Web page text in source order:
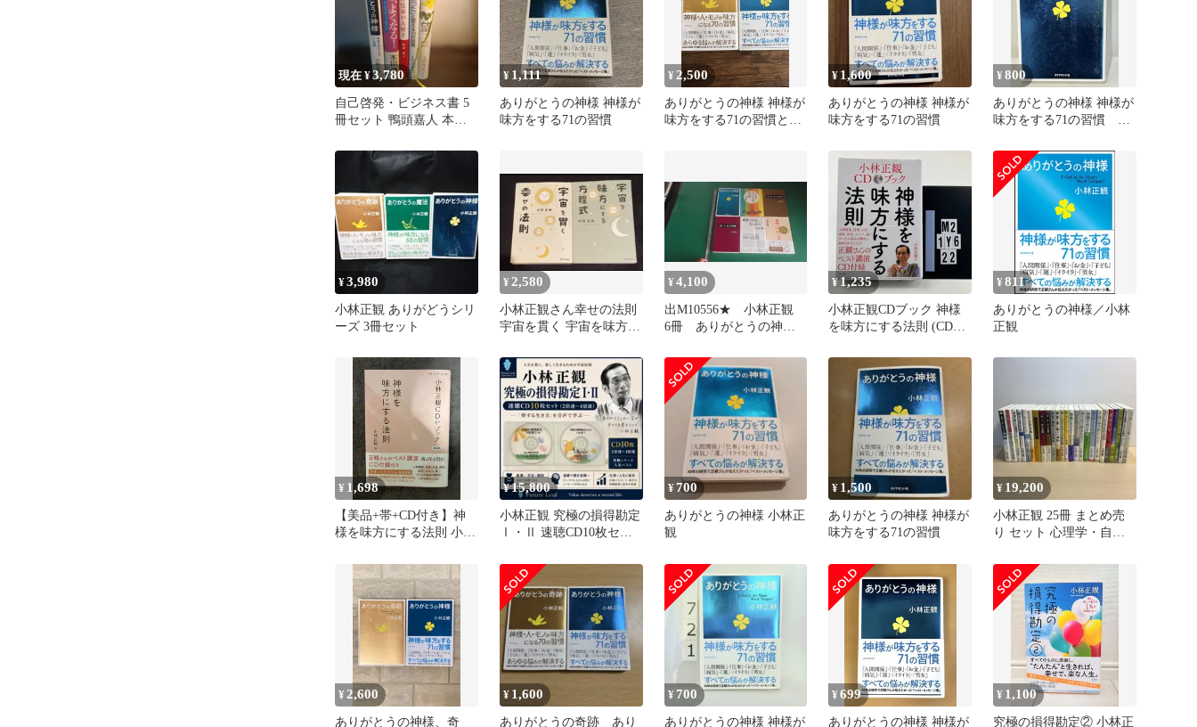
現在 ¥3,780
自己啓発・ビジネス書 5
冊セット 鴨頭嘉人 本田
¥ 1,111
ありがとうの神様 神様が
味方をする71の習慣
¥ 2,500
ありがとうの神様 神様が
味方をする71の習慣とあ
¥ 1,600
ありがとうの神様 神様が
味方をする71の習慣
¥800
ありがとうの神様 神様が
味方をする71の習慣 匿
¥3,980
小林正観 ありがどうシリ
ーズ 3冊セット
¥ 2,580
小林正観さん幸せの法則
宇宙を貫く 宇宙を味方に
¥4,100
出M10556★ 小林正観
6冊 ありがとうの神
「そ・わ・か」の法則、
「き・く・あ」の実践、
100％幸せな１％の
人々、喜ばれる
¥1,235
小林正観CDブック 神様
を味方にする法則 (CD欠
ー） ? 2 0 小林 正観
(著) M2-6Y1-22
¥811
ありがとうの神様／小林
正観
¥ 1,698
【美品+帯+CD付き】神
様を味方にする法則 小林
¥15,800
小林正観 究極の損得勘定
Ⅰ・Ⅱ 速聴CD10枚セッ
発
¥700
ありがとうの神様 小林正
観
¥ 1,500
ありがとうの神様 神様が
味方をする71の習慣
¥ 19,200
小林正観 25冊 まとめ売
り セット 心理学・自己
¥2,600
ありがとうの神様、奇
¥ 1,600
ありがとうの奇跡 あり
¥ 700
ありがとうの神様 神様が
¥699
ありがとうの神様 神様が
¥ 1,100
究極の損得勘定② 小林正